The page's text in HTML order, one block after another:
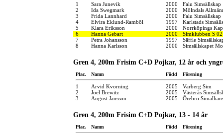
1 Sara Junevik 2000
Falu Simsällskap
2
Ida Swegmark 2000
Mölndals
3
Frida Lannhard 2000
Falu Simsällskap
4
Elvira Eklund-Ramböl 1997
Karlstads
5
Klara Eriksson 2000
Norrköpings
6
Hanna Gebart 2000
Simklubben S 02
7
Petra Johansson 1997
Säffle
8
Hanna Karlsson 2000 Simsällskapet
Gren 4, 200m Frisim C+D Pojkar, 12 år och
Plac. Namn Född Förening
1 Arvid Kvorning 2005
Varberg Sim
2
Joel Brewitz 2005
Västerås
3
August Jansson 2005 Örebro
Gren 4, 200m Frisim C+D Pojkar, 13 - 14 år
Plac. Namn Född Förening